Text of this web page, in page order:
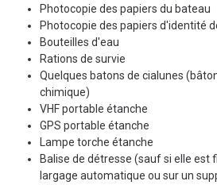
Photocopie des papiers du bateau
Photocopie des papiers d'identité
Bouteilles d'eau
Rations de survie
Quelques batons de cialunes (
chimique)
VHF portable étanche
GPS portable étanche
Lampe torche étanche
Balise de détresse (sauf si elle est
largage automatique ou sur un